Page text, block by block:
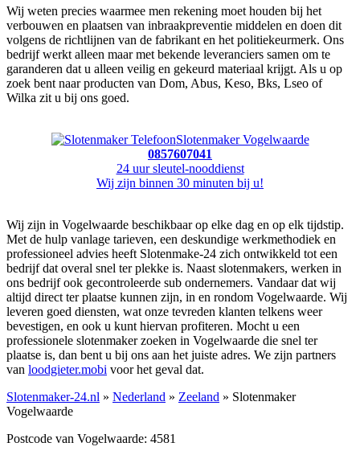
Wij weten precies waarmee men rekening moet houden bij het
verbouwen en plaatsen van inbraakpreventie middelen en doen dit
volgens de richtlijnen van de fabrikant en het politiekeurmerk. Ons
bedrijf werkt alleen maar met bekende leveranciers samen om te
garanderen dat u alleen veilig en gekeurd materiaal krijgt. Als u op
zoek bent naar producten van Dom, Abus, Keso, Bks, Lseo of
Wilka zit u bij ons goed.
Slotenmaker Vogelwaarde
0857607041
24 uur sleutel-nooddienst
Wij zijn binnen 30 minuten bij u!
Wij zijn in Vogelwaarde beschikbaar op elke dag en op elk tijdstip.
Met de hulp vanlage tarieven, een deskundige werkmethodiek en
professioneel advies heeft Slotenmake-24 zich ontwikkeld tot een
bedrijf dat overal snel ter plekke is. Naast slotenmakers, werken in
ons bedrijf ook gecontroleerde sub ondernemers. Vandaar dat wij
altijd direct ter plaatse kunnen zijn, in en rondom Vogelwaarde. Wij
leveren goed diensten, wat onze tevreden klanten telkens weer
bevestigen, en ook u kunt hiervan profiteren. Mocht u een
professionele slotenmaker zoeken in Vogelwaarde die snel ter
plaatse is, dan bent u bij ons aan het juiste adres. We zijn partners
van loodgieter.mobi voor het geval dat.
Slotenmaker-24.nl » Nederland » Zeeland » Slotenmaker
Vogelwaarde
Postcode van Vogelwaarde: 4581